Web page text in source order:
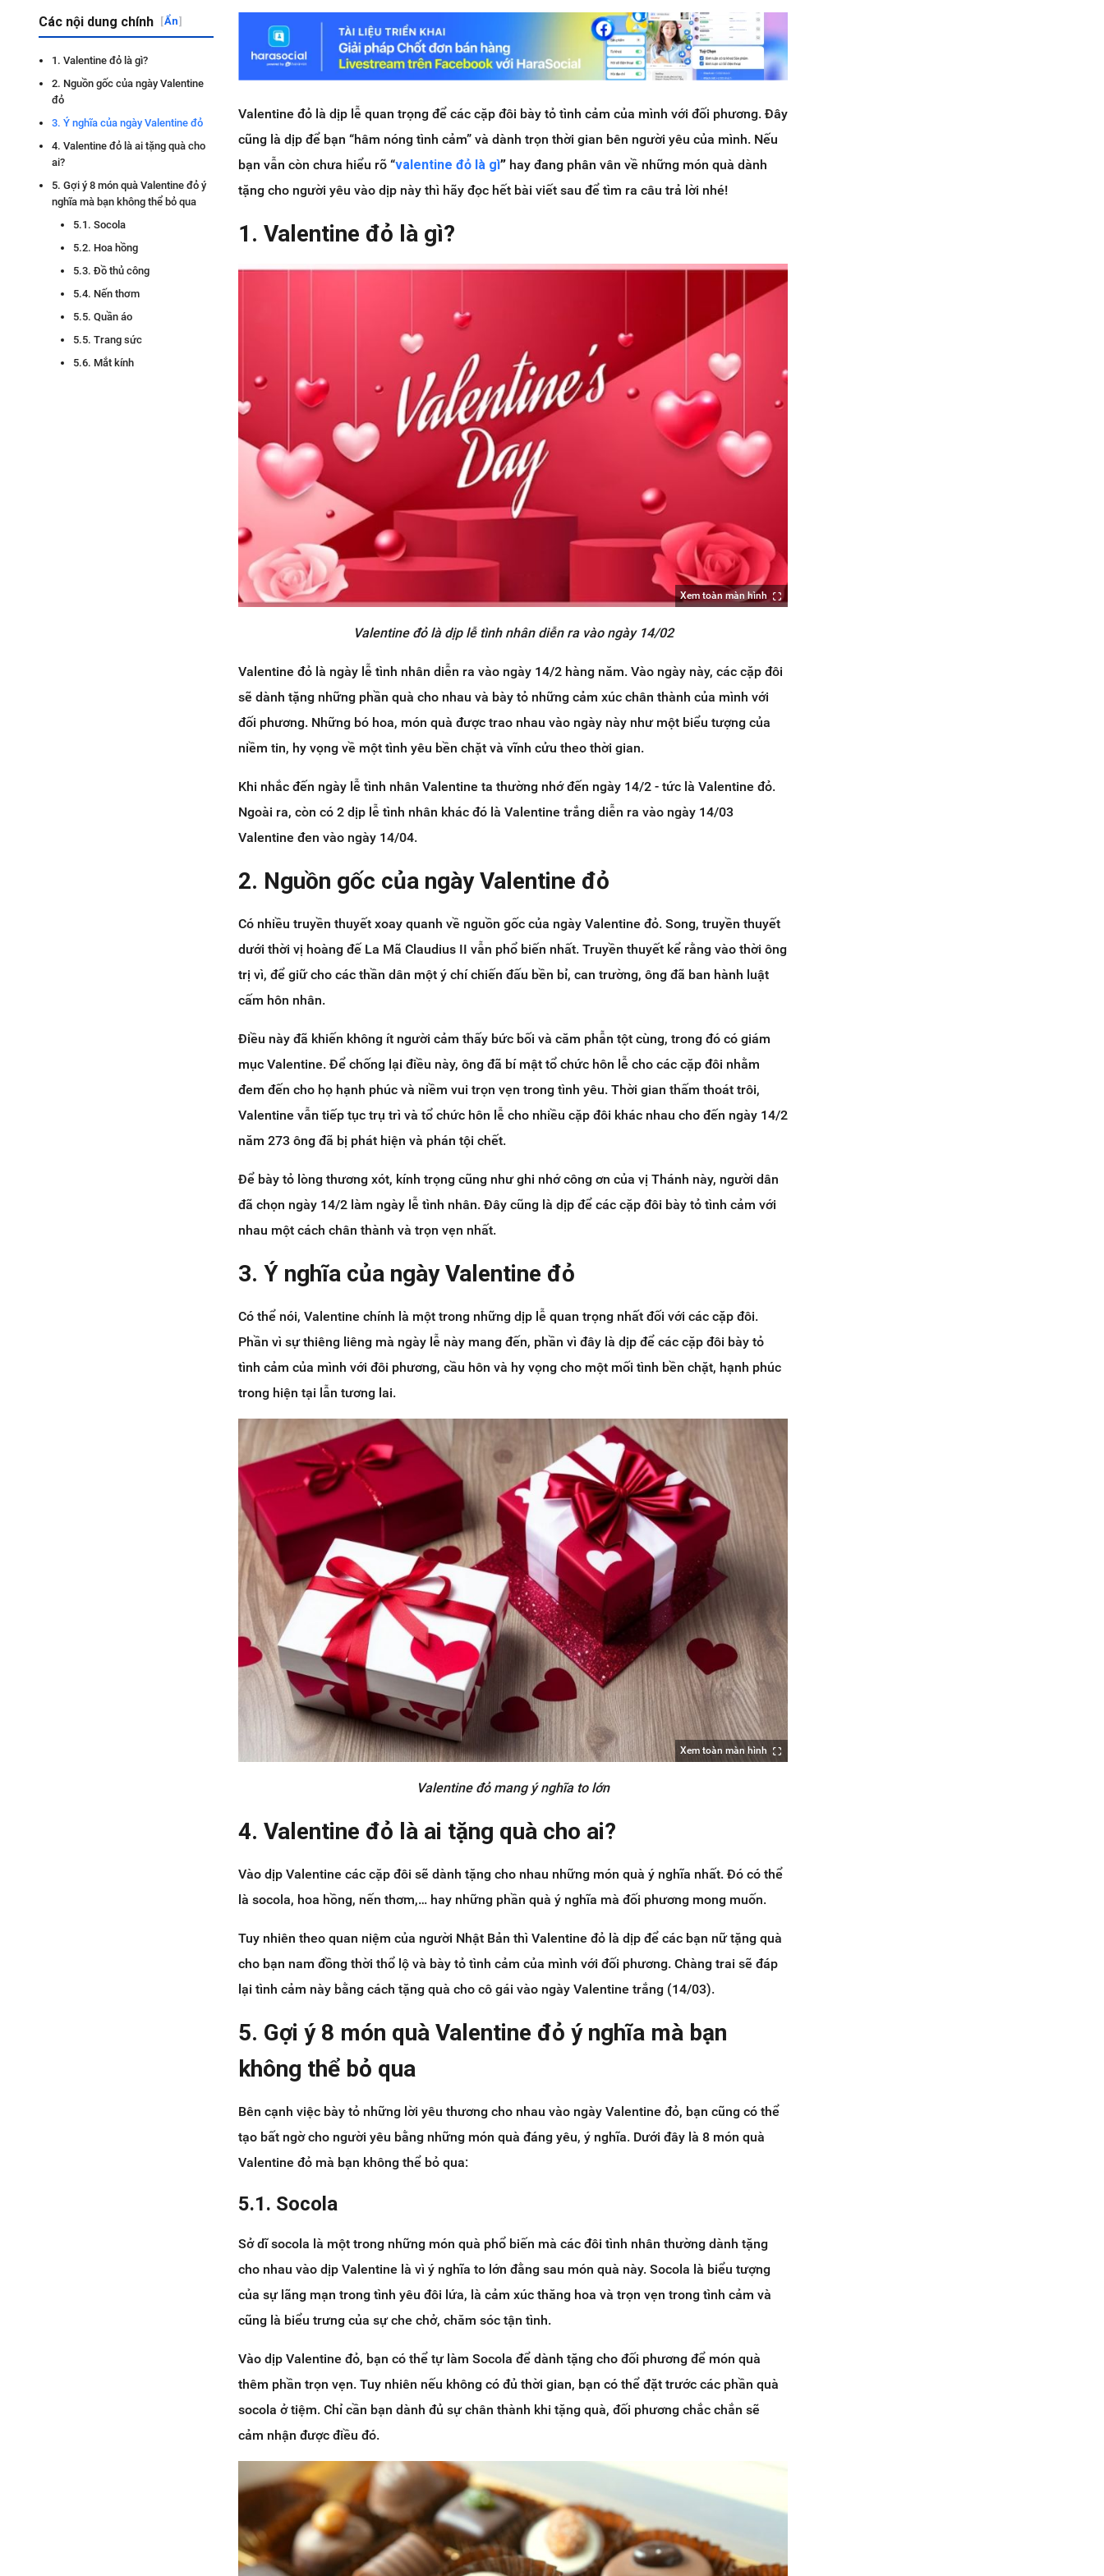
Các nội dung chính [Ẩn]
1. Valentine đỏ là gì?
2. Nguồn gốc của ngày Valentine
đỏ
3. Ý nghĩa của ngày Valentine đỏ
4. Valentine đỏ là ai tặng quà cho
ai?
5. Gợi ý 8 món quà Valentine đỏ ý
nghĩa mà bạn không thể bỏ qua
5.1. Socola
5.2. Hoa hồng
5.3. Đồ thủ công
5.4. Nến thơm
5.5. Quần áo
5.5. Trang sức
5.6. Mắt kính
Valentine đỏ là dịp lễ quan trọng để các cặp đôi bày tỏ tình cảm của mình với đối phương. Đây
cũng là dịp để bạn “hâm nóng tình cảm” và dành trọn thời gian bên người yêu của mình. Nếu
bạn vẫn còn chưa hiểu rõ “valentine đỏ là gì” hay đang phân vân về những món quà dành
tặng cho người yêu vào dịp này thì hãy đọc hết bài viết sau để tìm ra câu trả lời nhé!
1. Valentine đỏ là gì?
Xem toàn màn hình
Valentine đỏ là dịp lễ tình nhân diễn ra vào ngày 14/02
Valentine đỏ là ngày lễ tình nhân diễn ra vào ngày 14/2 hàng năm. Vào ngày này, các cặp đôi
sẽ dành tặng những phần quà cho nhau và bày tỏ những cảm xúc chân thành của mình với
đối phương. Những bó hoa, món quà được trao nhau vào ngày này như một biểu tượng của
niềm tin, hy vọng về một tình yêu bền chặt và vĩnh cửu theo thời gian.
Khi nhắc đến ngày lễ tình nhân Valentine ta thường nhớ đến ngày 14/2 - tức là Valentine đỏ.
Ngoài ra, còn có 2 dịp lễ tình nhân khác đó là Valentine trắng diễn ra vào ngày 14/03
Valentine đen vào ngày 14/04.
2. Nguồn gốc của ngày Valentine đỏ
Có nhiều truyền thuyết xoay quanh về nguồn gốc của ngày Valentine đỏ. Song, truyền thuyết
dưới thời vị hoàng đế La Mã Claudius II vẫn phổ biến nhất. Truyền thuyết kể rằng vào thời ông
trị vì, để giữ cho các thần dân một ý chí chiến đấu bền bỉ, can trường, ông đã ban hành luật
cấm hôn nhân.
Điều này đã khiến không ít người cảm thấy bức bối và căm phẫn tột cùng, trong đó có giám
mục Valentine. Để chống lại điều này, ông đã bí mật tổ chức hôn lễ cho các cặp đôi nhằm
đem đến cho họ hạnh phúc và niềm vui trọn vẹn trong tình yêu. Thời gian thấm thoát trôi,
Valentine vẫn tiếp tục trụ trì và tổ chức hôn lễ cho nhiều cặp đôi khác nhau cho đến ngày 14/2
năm 273 ông đã bị phát hiện và phán tội chết.
Để bày tỏ lòng thương xót, kính trọng cũng như ghi nhớ công ơn của vị Thánh này, người dân
đã chọn ngày 14/2 làm ngày lễ tình nhân. Đây cũng là dịp để các cặp đôi bày tỏ tình cảm với
nhau một cách chân thành và trọn vẹn nhất.
3. Ý nghĩa của ngày Valentine đỏ
Có thể nói, Valentine chính là một trong những dịp lễ quan trọng nhất đối với các cặp đôi.
Phần vì sự thiêng liêng mà ngày lễ này mang đến, phần vì đây là dịp để các cặp đôi bày tỏ
tình cảm của mình với đôi phương, cầu hôn và hy vọng cho một mối tình bền chặt, hạnh phúc
trong hiện tại lẫn tương lai.
Xem toàn màn hình
Valentine đỏ mang ý nghĩa to lớn
4. Valentine đỏ là ai tặng quà cho ai?
Vào dịp Valentine các cặp đôi sẽ dành tặng cho nhau những món quà ý nghĩa nhất. Đó có thể
là socola, hoa hồng, nến thơm,… hay những phần quà ý nghĩa mà đối phương mong muốn.
Tuy nhiên theo quan niệm của người Nhật Bản thì Valentine đỏ là dịp để các bạn nữ tặng quà
cho bạn nam đồng thời thổ lộ và bày tỏ tình cảm của mình với đối phương. Chàng trai sẽ đáp
lại tình cảm này bằng cách tặng quà cho cô gái vào ngày Valentine trắng (14/03).
5. Gợi ý 8 món quà Valentine đỏ ý nghĩa mà bạn
không thể bỏ qua
Bên cạnh việc bày tỏ những lời yêu thương cho nhau vào ngày Valentine đỏ, bạn cũng có thể
tạo bất ngờ cho người yêu bằng những món quà đáng yêu, ý nghĩa. Dưới đây là 8 món quà
Valentine đỏ mà bạn không thể bỏ qua:
5.1. Socola
Sở dĩ socola là một trong những món quà phổ biến mà các đôi tình nhân thường dành tặng
cho nhau vào dịp Valentine là vì ý nghĩa to lớn đằng sau món quà này. Socola là biểu tượng
của sự lãng mạn trong tình yêu đôi lứa, là cảm xúc thăng hoa và trọn vẹn trong tình cảm và
cũng là biểu trưng của sự che chở, chăm sóc tận tình.
Vào dịp Valentine đỏ, bạn có thể tự làm Socola để dành tặng cho đối phương để món quà
thêm phần trọn vẹn. Tuy nhiên nếu không có đủ thời gian, bạn có thể đặt trước các phần quà
socola ở tiệm. Chỉ cần bạn dành đủ sự chân thành khi tặng quà, đối phương chắc chắn sẽ
cảm nhận được điều đó.